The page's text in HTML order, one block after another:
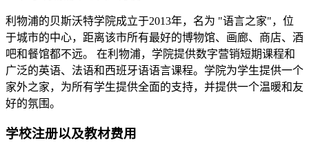
利物浦的贝斯沃特学院成立于2013年，名为 "语言之家"，位
于城市的中心，距离该市所有最好的博物馆、画廊、商店、酒
吧和餐馆都不远。 在利物浦，学院提供数字营销短期课程和
广泛的英语、法语和西班牙语语言课程。学院为学生提供一个
家外之家，为所有学生提供全面的支持，并提供一个温暖和友
好的氛围。
学校注册以及教材费用